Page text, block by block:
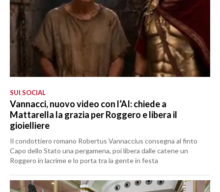
SUI SOCIAL
Vannacci, nuovo video con l’AI: chiede a
Mattarella la grazia per Roggero e libera il
gioielliere
Il condottiero romano Robertus Vannaccius consegna al finto
Capo dello Stato una pergamena, poi libera dalle catene un
Roggero in lacrime e lo porta tra la gente in festa